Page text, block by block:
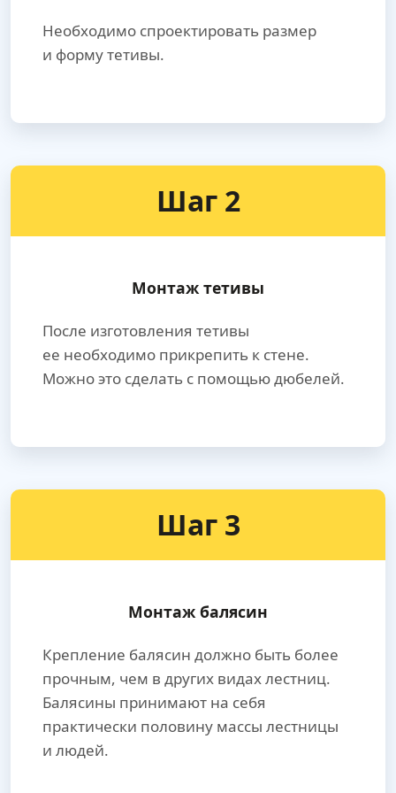
Необходимо спроектировать размер
и форму тетивы.
Шаг 2
Монтаж тетивы
После изготовления тетивы
ее необходимо прикрепить к стене.
Можно это сделать с помощью дюбелей.
Шаг 3
Монтаж балясин
Крепление балясин должно быть более
прочным, чем в других видах лестниц.
Балясины принимают на себя
практически половину массы лестницы
и людей.